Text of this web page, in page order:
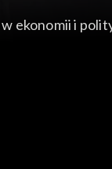
w ekonomii i